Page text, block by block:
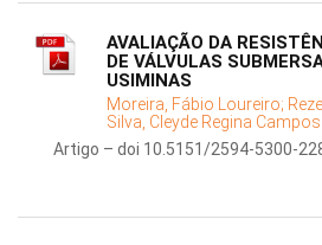
AVALIAÇÃO DA
DE VÁLVULAS
USIMINAS
Moreira, Fábio Loureiro;
Silva, Cleyde Regina Campos
Artigo – doi 10.5151/2594-5300-